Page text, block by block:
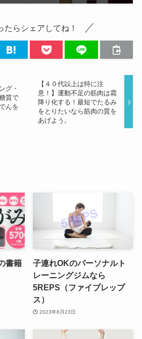
たらシェアしてね！
グ・
質で
んを
【４０代以上は特に注
意！】運動不足の筋肉は霜
降り化する！最短でたるみ
をとりたいなら筋肉の質を
あげよう。
書籍
子連れOKのパーソナルト
レーニングジムなら
5REPS（ファイブレップ
ス）
2023年8月23日